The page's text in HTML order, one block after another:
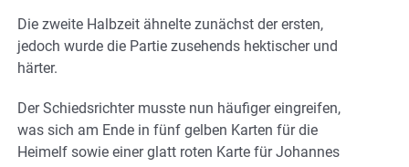
Die zweite Halbzeit ähnelte zunächst der ersten,
jedoch wurde die Partie zusehends hektischer und
härter.
Der Schiedsrichter musste nun häufiger eingreifen,
was sich am Ende in fünf gelben Karten für die
Heimelf sowie einer glatt roten Karte für Johannes